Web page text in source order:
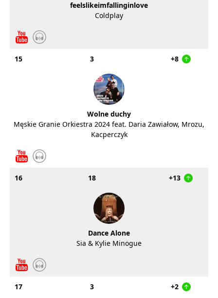
feelslikeimfallinginlove
Coldplay
15 3 +8
Wolne duchy
Męskie Granie Orkiestra 2024 feat. Daria Zawiałow, Mrozu,
Kacperczyk
16 18 +13
Dance Alone
Sia & Kylie Minogue
17 3 +2